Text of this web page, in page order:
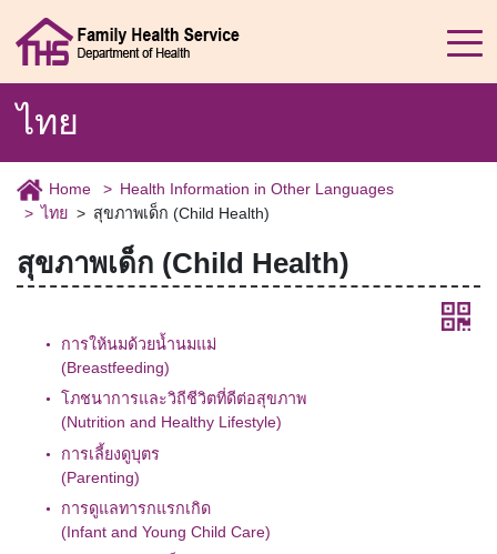
ไทย
Home
Health Information in Other Languages
ไทย
สุขภาพเด็ก (Child Health)
สุขภาพเด็ก (Child Health)
การให้นมด้วยน้ำนมแม่
(Breastfeeding)
โภชนาการและวิถีชีวิตที่ดีต่อสุขภาพ
(Nutrition and Healthy Lifestyle)
การเลี้ยงดูบุตร
(Parenting)
การดูแลทารกแรกเกิด
(Infant and Young Child Care)